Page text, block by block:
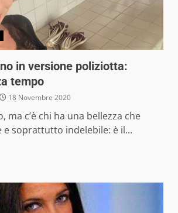
in versione poliziotta:
tempo
18 Novembre 2020
ma c’è chi ha una bellezza che
soprattutto indelebile: è il...